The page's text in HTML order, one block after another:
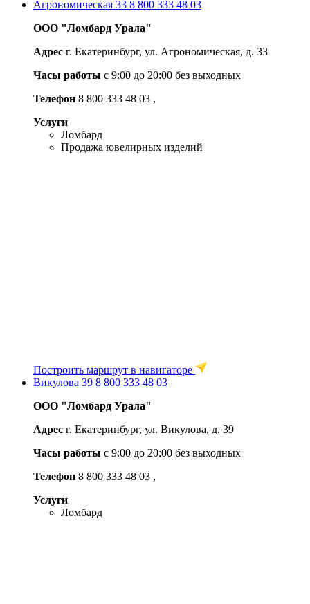
Агрономическая 33 8 800 333 48 03
ООО "Ломбард Урала"
Адрес г. Екатеринбург, ул. Агрономическая, д. 33
Часы работы c 9:00 до 20:00 без выходных
Телефон 8 800 333 48 03 ,
Услуги
Ломбард
Продажа ювелирных изделий
Построить маршрут в навигаторе
Викулова 39 8 800 333 48 03
ООО "Ломбард Урала"
Адрес г. Екатеринбург, ул. Викулова, д. 39
Часы работы с 9:00 до 20:00 без выходных
Телефон 8 800 333 48 03 ,
Услуги
Ломбард